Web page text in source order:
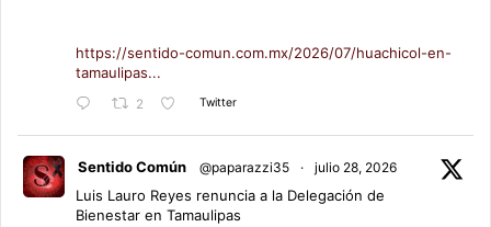
https://sentido-comun.com.mx/2026/07/huachicol-en-
tamaulipas...
2 Twitter
Sentido Común @paparazzi35 · julio 28, 2026
Luis Lauro Reyes renuncia a la Delegación de
Bienestar en Tamaulipas